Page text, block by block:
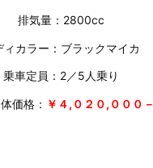
排気量：2800cc
ィカラー：ブラックマイカ
乗車定員：2／5人乗り
価格： ￥４,０２０,０００－